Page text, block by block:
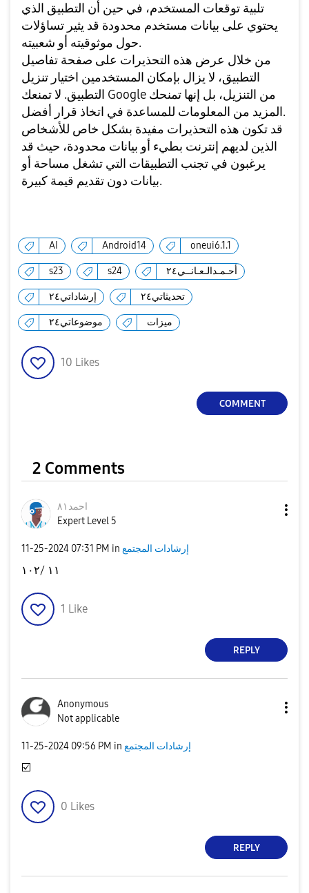
تلبية توقعات المستخدم، في حين أن التطبيق الذي
يحتوي على بيانات مستخدم محدودة قد يثير تساؤلات
حول موثوقيته أو شعبيته.
من خلال عرض هذه التحذيرات على صفحة تفاصيل
التطبيق، لا يزال بإمكان المستخدمين اختيار تنزيل
التطبيق. لا تمنعك Google من التنزيل، بل إنها تمنحك
المزيد من المعلومات للمساعدة في اتخاذ قرار أفضل.
قد تكون هذه التحذيرات مفيدة بشكل خاص للأشخاص
الذين لديهم إنترنت بطيء أو بيانات محدودة، حيث قد
يرغبون في تجنب التطبيقات التي تشغل مساحة أو
بيانات دون تقديم قيمة كبيرة.
AI Android14 oneui6.1.1
s23 s24 أحـمـدالـعـانــي٢٤
إرشاداتي٢٤ تحديثاتي٢٤
موضوعاتي٢٤ ميزات
10 Likes
COMMENT
2 Comments
احمد٨١
Expert Level 5
‎11-25-2024 07:31 PM in إرشادات المجتمع
١١ /١٠٢
1 Like
REPLY
Anonymous
Not applicable
‎11-25-2024 09:56 PM in إرشادات المجتمع
☑️
0 Likes
REPLY